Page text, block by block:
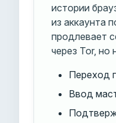
истории
из аккаунта
продлевает
через Tor, но
Переход
Ввод